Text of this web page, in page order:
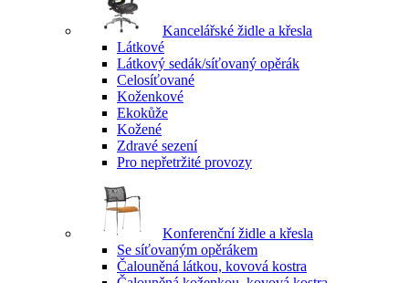
Kancelářské židle a křesla
Látkové
Látkový sedák/síťovaný opěrák
Celosíťované
Koženkové
Ekokůže
Kožené
Zdravé sezení
Pro nepřetržité provozy
Konferenční židle a křesla
Se síťovaným opěrákem
Čalouněná látkou, kovová kostra